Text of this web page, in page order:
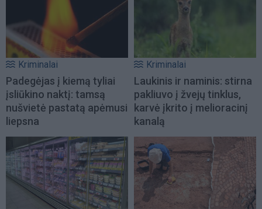
Kriminalai
Padegėjas į kiemą tyliai
įsliūkino naktį: tamsą
nušvietė pastatą apėmusi
liepsna
Kriminalai
Laukinis ir naminis: stirna
pakliuvo į žvejų tinklus,
karvė įkrito į melioracinį
kanalą